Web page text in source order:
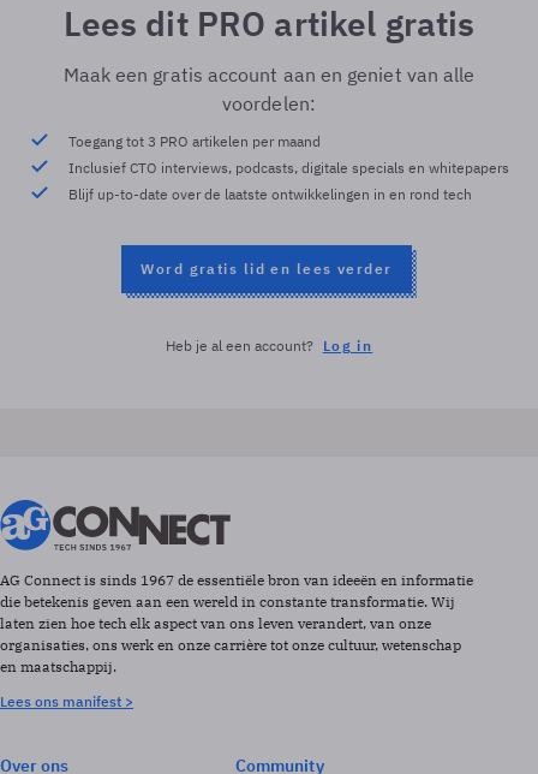
Lees dit PRO artikel gratis
Maak een gratis account aan en geniet van alle
voordelen:
Toegang tot 3 PRO artikelen per maand
Inclusief CTO interviews, podcasts, digitale specials en whitepapers
Blijf up-to-date over de laatste ontwikkelingen in en rond tech
Word gratis lid en lees verder
Heb je al een account? Log in
AG Connect is sinds 1967 de essentiële bron van ideeën en informatie
die betekenis geven aan een wereld in constante transformatie. Wij
laten zien hoe tech elk aspect van ons leven verandert, van onze
organisaties, ons werk en onze carrière tot onze cultuur, wetenschap
en maatschappij.
Lees ons manifest >
Over ons
Community